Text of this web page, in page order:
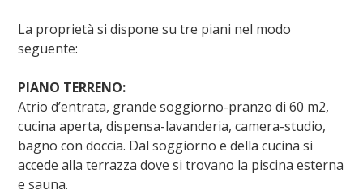
La proprietà si dispone su tre piani nel modo
seguente:
PIANO TERRENO:
Atrio d’entrata, grande soggiorno-pranzo di 60 m2,
cucina aperta, dispensa-lavanderia, camera-studio,
bagno con doccia. Dal soggiorno e della cucina si
accede alla terrazza dove si trovano la piscina esterna
e sauna.